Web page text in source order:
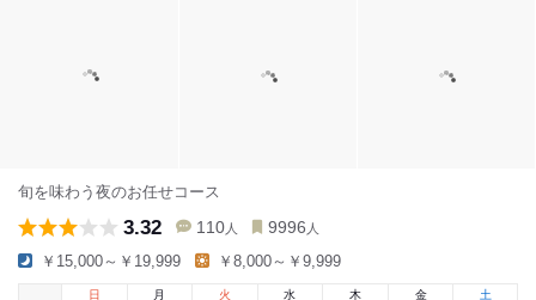
旬を味わう夜のお任せコース
3.32 110 人 9996 人
￥15,000～￥19,999 ￥8,000～￥9,999
日
月 火 水 木 金 土